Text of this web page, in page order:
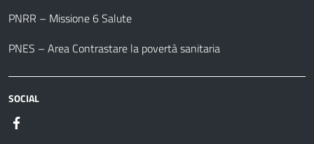
PNRR – Missione 6 Salute
PNES – Area Contrastare la povertà sanitaria
SOCIAL